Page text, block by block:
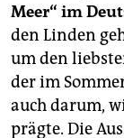
Meer“ im
den Linden
um den
der im
auch darum,
prägte. Die